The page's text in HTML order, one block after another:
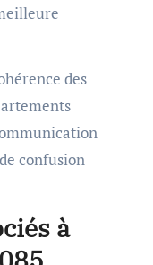
des
confusion
à